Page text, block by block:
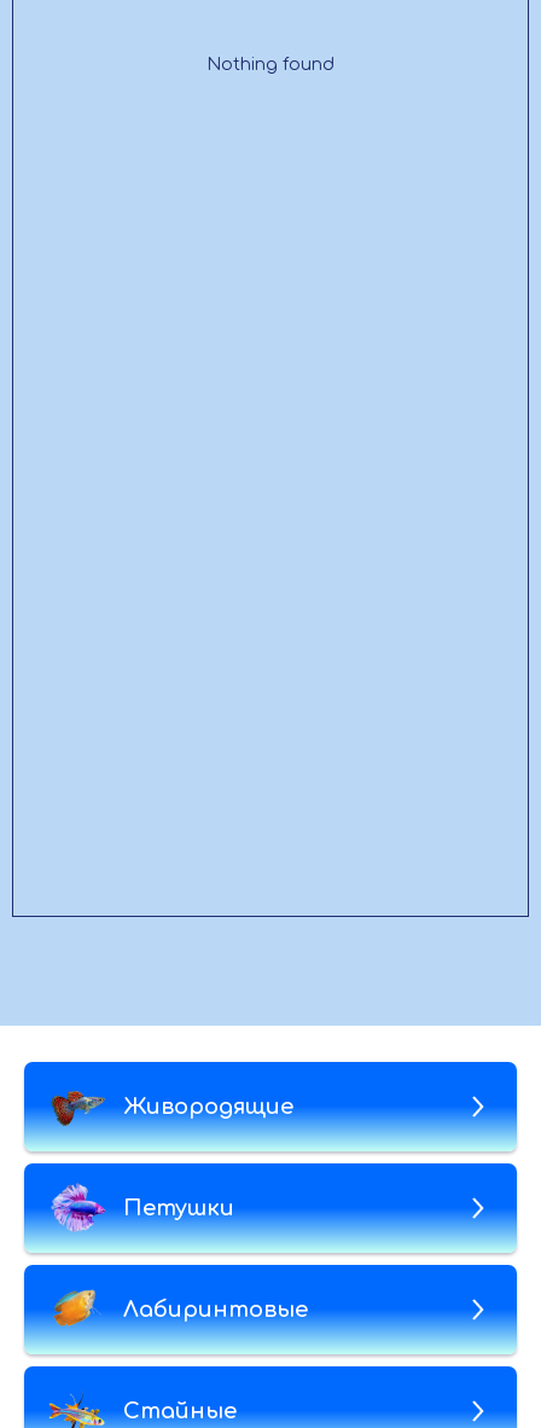
Nothing found
Живородящие
Петушки
Лабиринтовые
Стайные